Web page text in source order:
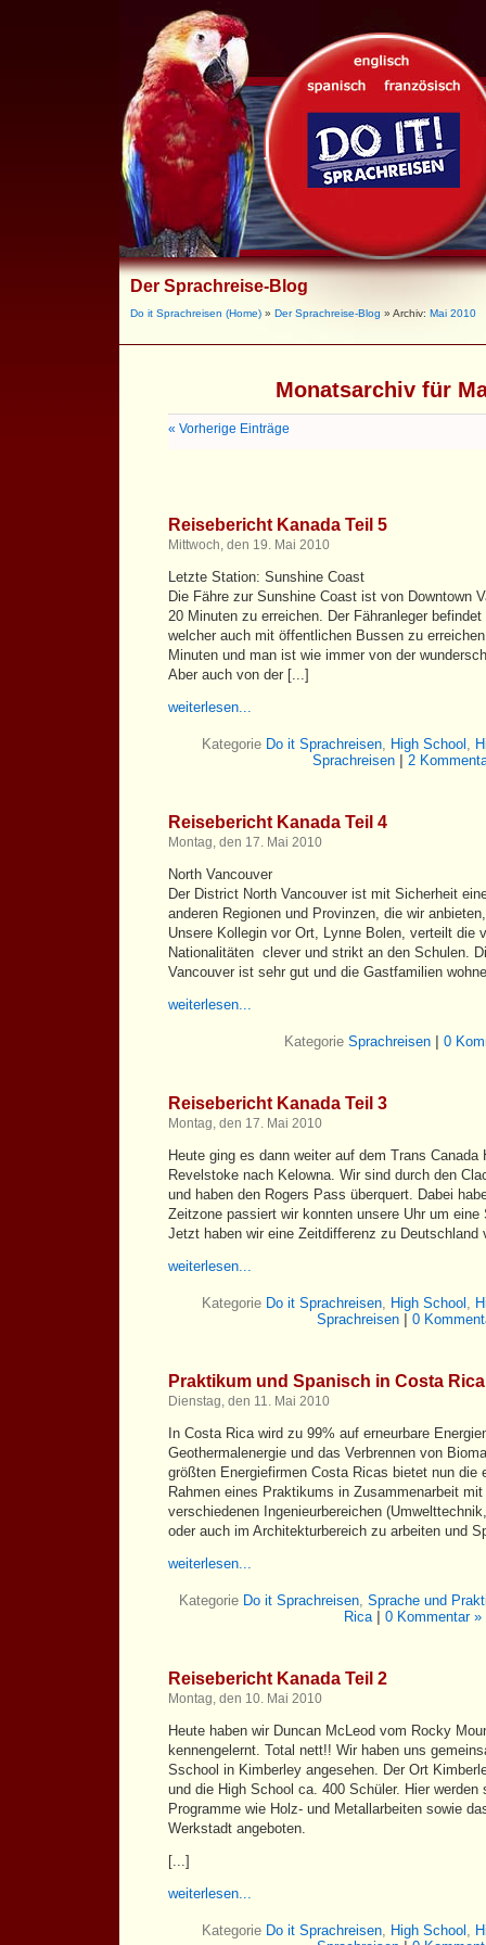
Der Sprachreise-Blog
Do it Sprachreisen (Home) » Der Sprachreise-Blog » Archiv: Mai 2010
Monatsarchiv für
« Vorherige Einträge
Reisebericht Kanada Teil 5
Mittwoch, den 19. Mai 2010
Letzte Station: Sunshine Coast
Die Fähre zur Sunshine Coast ist von Downtown
20 Minuten zu erreichen. Der Fähranleger
welcher auch mit öffentlichen Bussen zu
Minuten und man ist wie immer von der
Aber auch von der [...]
weiterlesen...
Kategorie Do it Sprachreisen, High School ,
Sprachreisen
2
Reisebericht Kanada Teil 4
Montag, den 17. Mai 2010
North Vancouver
Der District North Vancouver ist mit Sicherheit
anderen Regionen und Provinzen, die wir
Unsere Kollegin vor Ort, Lynne Bolen, verteilt die
Nationalitäten clever und strikt an den Schulen.
Vancouver ist sehr gut und die Gastfamilien
weiterlesen...
Kategorie Sprachreisen 0
Reisebericht Kanada Teil 3
Montag, den 17. Mai 2010
Heute ging es dann weiter auf dem Trans Canada
Revelstoke nach Kelowna. Wir sind durch den
und haben den Rogers Pass überquert. Dabei
Zeitzone passiert wir konnten unsere Uhr um
Jetzt haben wir eine Zeitdifferenz zu Deutschland
weiterlesen...
Kategorie Do it Sprachreisen, High School ,
Sprachreisen
0
Praktikum und Spanisch in Costa Rica
Dienstag, den 11. Mai 2010
In Costa Rica wird zu 99% auf erneurbare
Geothermalenergie und das Verbrennen von
größten Energiefirmen Costa Ricas bietet nun die
Rahmen eines Praktikums in Zusammenarbeit
verschiedenen Ingenieurbereichen
oder auch im Architekturbereich zu arbeiten und
weiterlesen...
Kategorie Do it Sprachreisen, Sprache und
Rica
0 Kommentar »
Reisebericht Kanada Teil 2
Montag, den 10. Mai 2010
Heute haben wir Duncan McLeod vom Rocky
kennengelernt. Total nett!! Wir haben uns
Sschool in Kimberley angesehen. Der Ort
und die High School ca. 400 Schüler. Hier werden
Programme wie Holz- und Metallarbeiten sowie
Werkstadt angeboten.
[...]
weiterlesen...
Kategorie Do it Sprachreisen, High School ,